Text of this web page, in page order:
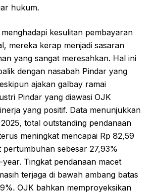
hukum.
kesulitan pembayaran
mereka kerap menjadi sasaran
yang sangat meresahkan. Hal ini
dengan nasabah Pindar yang
ajakan galbay ramai
Pindar yang diawasi OJK
yang positif. Data menunjukkan
total outstanding pendanaan
meningkat mencapai Rp 82,59
pertumbuhan sebesar 27,93%
Tingkat pendanaan macet
terjaga di bawah ambang batas
OJK bahkan memproyeksikan